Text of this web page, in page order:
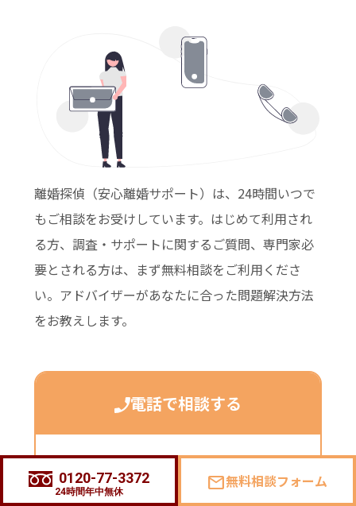
離婚探偵（安心離婚サポート）は、24時間いつで
もご相談をお受けしています。はじめて利用され
る方、調査・サポートに関するご質問、専門家必
要とされる方は、まず無料相談をご利用くださ
い。アドバイザーがあなたに合った問題解決方法
をお教えします。
電話で相談する
0120-77-3372
0120-77-3372
24時間年中無休 mail無料相談フォーム